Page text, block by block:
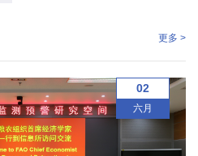
更多 >
02
六月